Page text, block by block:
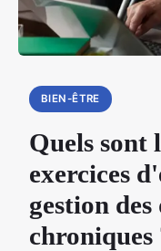
BIEN-ÊTRE
Quels sont
exercices
gestion
chroniques